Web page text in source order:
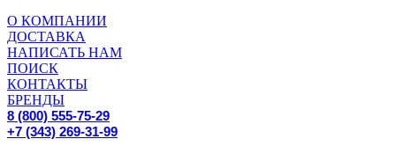
О КОМПАНИИ
ДОСТАВКА
НАПИСАТЬ НАМ
ПОИСК
КОНТАКТЫ
БРЕНДЫ
8 (800) 555-75-29
+7 (343) 269-31-99